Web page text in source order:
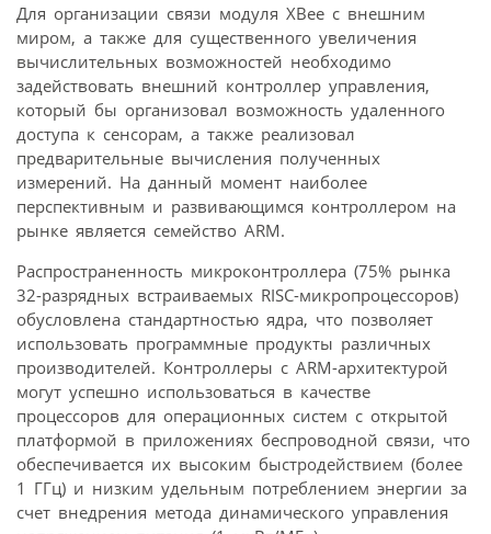
Для организации связи модуля XBee с внешним
миром, а также для существенного увеличения
вычислительных возможностей необходимо
задействовать внешний контроллер управления,
который бы организовал возможность удаленного
доступа к сенсорам, а также реализовал
предварительные вычисления полученных
измерений. На данный момент наиболее
перспективным и развивающимся контроллером на
рынке является семейство ARM.
Распространенность микроконтроллера (75% рынка
32-разрядных встраиваемых RISC-микропроцессоров)
обусловлена стандартностью ядра, что позволяет
использовать программные продукты различных
производителей. Контроллеры с ARM-архитектурой
могут успешно использоваться в качестве
процессоров для операционных систем с открытой
платформой в приложениях беспроводной связи, что
обеспечивается их высоким быстродействием (более
1 ГГц) и низким удельным потреблением энергии за
счет внедрения метода динамического управления